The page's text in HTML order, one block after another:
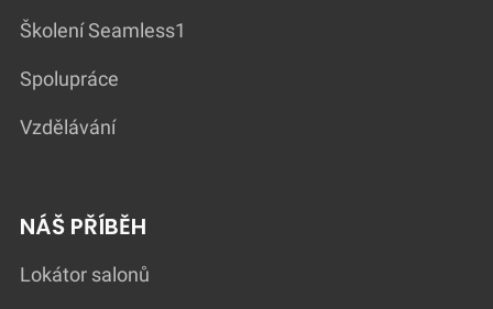
Školení Seamless1
Spolupráce
Vzdělávání
NÁŠ PŘÍBĚH
Lokátor salonů